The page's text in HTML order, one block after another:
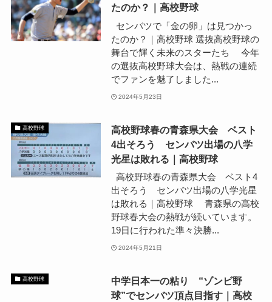
たのか？｜高校野球
センバツで「金の卵」は見つかっ
たのか？｜高校野球 選抜高校野球の
舞台で輝く未来のスターたち 今年
の選抜高校野球大会は、熱戦の連続
でファンを魅了しました...
2024年5月23日
高校野球
高校野球春の青森県大会 ベスト
4出そろう センバツ出場の八学
光星は敗れる｜高校野球
高校野球春の青森県大会 ベスト4
出そろう センバツ出場の八学光星
は敗れる｜高校野球 青森県の高校
野球春大会の熱戦が続いています。
19日に行われた準々決勝...
2024年5月21日
高校野球
中学日本一の粘り “ゾンビ野
球”でセンバツ頂点目指す｜高校